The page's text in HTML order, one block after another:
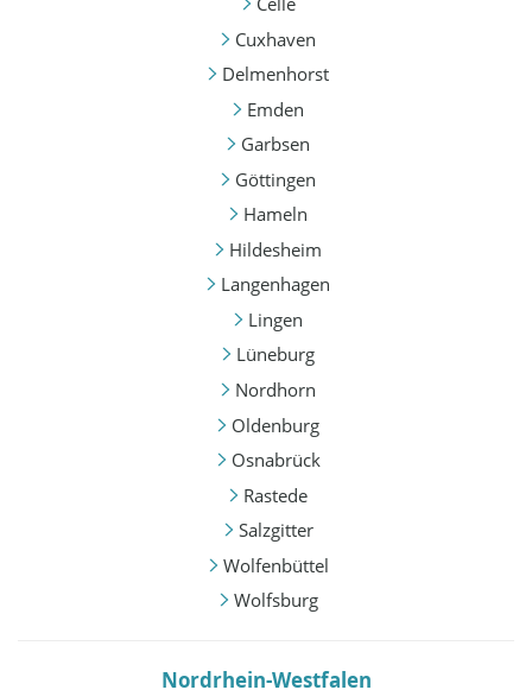
Cuxhaven
Delmenhorst
Emden
Garbsen
Göttingen
Hameln
Hildesheim
Langenhagen
Lingen
Lüneburg
Nordhorn
Oldenburg
Osnabrück
Rastede
Salzgitter
Wolfenbüttel
Wolfsburg
Nordrhein-Westfalen